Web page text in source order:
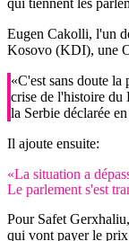
Eugen Cakolli, l'un
Kosovo (KDI), une
«C'est sans doute la
crise de l'histoire du
la Serbie déclarée
Il ajoute ensuite:
«La situation a
Le parlement s'est
Pour Safet
qui vont payer le